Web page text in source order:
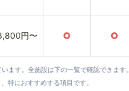
円〜 ○ ○
ます。全施設は下の一覧で確認できます。
特におすすめする項目です。